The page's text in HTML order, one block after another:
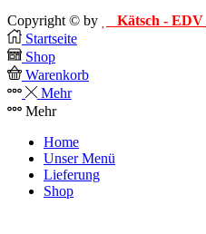
Copyright © by Kätsch - EDV
Startseite
Shop
Warenkorb
Mehr
Mehr
Home
Unser Menü
Lieferung
Shop